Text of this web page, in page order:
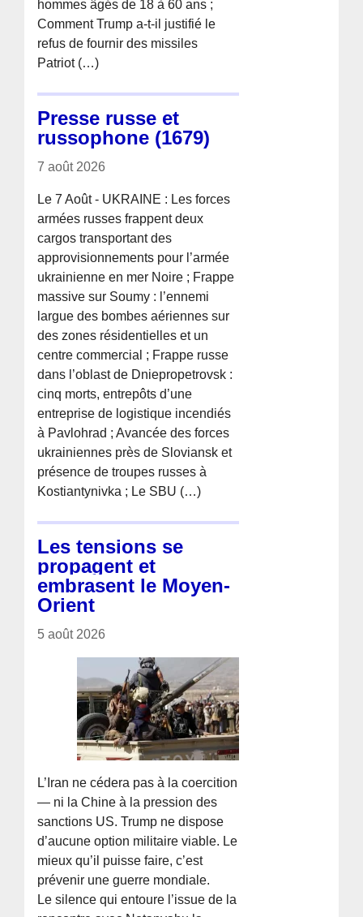
hommes âgés de 18 à 60 ans ;
Comment Trump a-t-il justifié le
refus de fournir des missiles
Patriot (…)
Presse russe et
russophone (1679)
7 août 2026
Le 7 Août - UKRAINE : Les forces
armées russes frappent deux
cargos transportant des
approvisionnements pour l’armée
ukrainienne en mer Noire ; Frappe
massive sur Soumy : l’ennemi
largue des bombes aériennes sur
des zones résidentielles et un
centre commercial ; Frappe russe
dans l’oblast de Dniepropetrovsk :
cinq morts, entrepôts d’une
entreprise de logistique incendiés
à Pavlohrad ; Avancée des forces
ukrainiennes près de Sloviansk et
présence de troupes russes à
Kostiantynivka ; Le SBU (…)
Les tensions se
propagent et
embrasent le Moyen-
Orient
5 août 2026
L’Iran ne cédera pas à la coercition
— ni la Chine à la pression des
sanctions US. Trump ne dispose
d’aucune option militaire viable. Le
mieux qu’il puisse faire, c’est
prévenir une guerre mondiale.
Le silence qui entoure l’issue de la